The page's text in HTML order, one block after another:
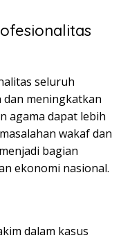
seluruh
meningkatkan
agama dapat lebih
wakaf dan
bagian
ekonomi nasional.
dalam kasus